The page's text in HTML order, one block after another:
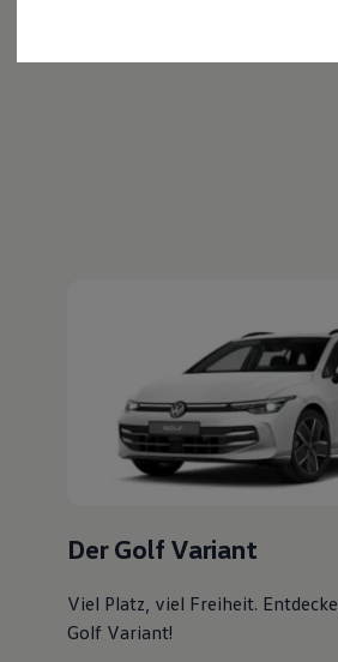
Warn- und
Assistenzsysteme
Digitale
Live Beratung
Magazin
Lifestyle
Transport
Familie
Pannen- und Unfallhilfe
Der Golf Variant
Viel Platz, viel Freiheit.
Golf Variant!